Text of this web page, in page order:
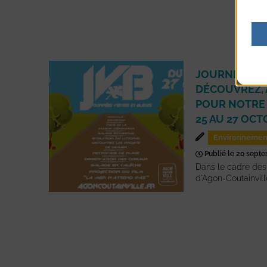
JOURNÉES
DÉCOUVREZ,
POUR
25 AU 27
Publié le 20
Dans le cadre
d'Agon-